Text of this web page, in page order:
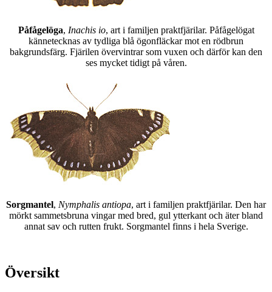
Påfågelöga, Inachis io, art i familjen praktfjärilar. Påfågelögat
kännetecknas av tydliga blå ögonfläckar mot en rödbrun
bakgrundsfärg. Fjärilen övervintrar som vuxen och därför kan den
ses mycket tidigt på våren.
Sorgmantel, Nymphalis antiopa, art i familjen praktfjärilar. Den har
mörkt sammetsbruna vingar med bred, gul ytterkant och äter bland
annat sav och rutten frukt. Sorgmantel finns i hela Sverige.
Översikt